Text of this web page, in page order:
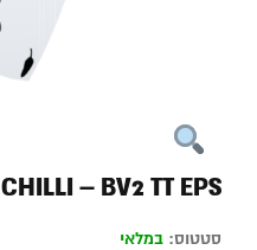
CHILLI – BV2 TT EPS
סטטוס: במלאי